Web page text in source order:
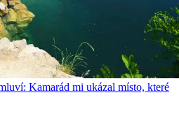
Kamarád mi ukázal místo, které